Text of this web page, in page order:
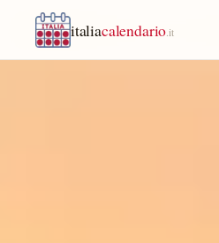
italiacalendario .it